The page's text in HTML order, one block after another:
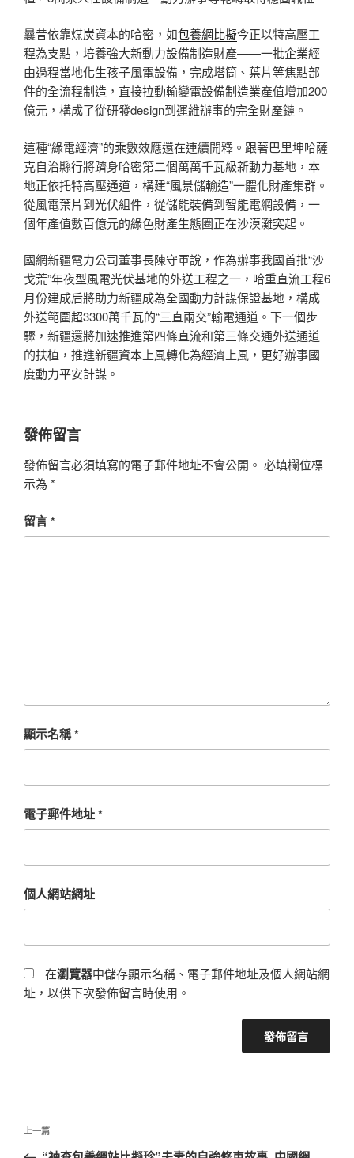
曩昔依靠煤炭資本的哈密，如包養網比擬今正以特高壓工
程為支點，培養強大新動力設備制造財產——一批企業經
由過程當地化生孩子風電設備，完成塔筒、葉片等焦點部
件的全流程制造，直接拉動輸變電設備制造業產值增加200
億元，構成了從研發design到運維辦事的完全財產鏈。
這種“綠電經濟”的乘數效應還在連續開釋。跟著巴里坤哈薩
克自治縣行將躋身哈密第二個萬萬千瓦級新動力基地，本
地正依托特高壓通道，構建“風景儲輸造”一體化財產集群。
從風電葉片到光伏組件，從儲能裝備到智能電網設備，一
個年產值數百億元的綠色財產生態圈正在沙漠灘突起。
國網新疆電力公司董事長陳守軍說，作為辦事我國首批“沙
戈荒”年夜型風電光伏基地的外送工程之一，哈重直流工程6
月份建成后將助力新疆成為全國動力計謀保證基地，構成
外送範圍超3300萬千瓦的“三直兩交”輸電通道。下一個步
驟，新疆還將加速推進第四條直流和第三條交通外送通道
的扶植，推進新疆資本上風轉化為經濟上風，更好辦事國
度動力平安計謀。
發佈留言
發佈留言必須填寫的電子郵件地址不會公開。 必填欄位標
示為 *
留言*
顯示名稱*
電子郵件地址*
個人網站網址
在瀏覽器中儲存顯示名稱、電子郵件地址及個人網站網
址，以供下次發佈留言時使用。
文
上
一
上一篇